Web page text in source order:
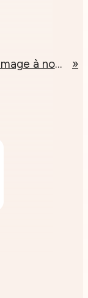
Hommage à notre Maître